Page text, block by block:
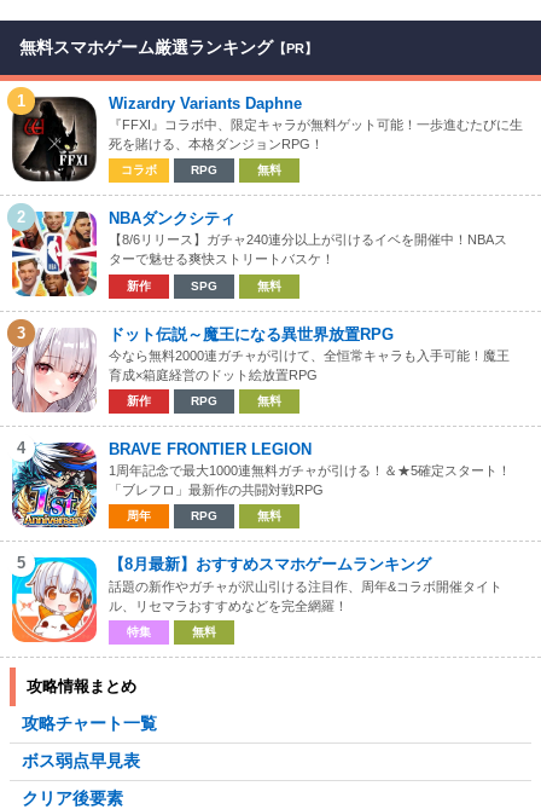
無料スマホゲーム厳選ランキング 【PR】
1 Wizardry Variants Daphne
『FFXI』コラボ中、限定キャラが無料ゲット可能！一歩進むたびに生
死を賭ける、本格ダンジョンRPG！
コラボ RPG 無料
2 NBAダンクシティ
【8/6リリース】ガチャ240連分以上が引けるイベを開催中！NBAス
ターで魅せる爽快ストリートバスケ！
新作 SPG 無料
3 ドット伝説～魔王になる異世界放置RPG
今なら無料2000連ガチャが引けて、全恒常キャラも入手可能！魔王
育成×箱庭経営のドット絵放置RPG
新作 RPG 無料
4 BRAVE FRONTIER LEGION
1周年記念で最大1000連無料ガチャが引ける！＆★5確定スタート！
「ブレフロ」最新作の共闘対戦RPG
周年 RPG 無料
5 【8月最新】おすすめスマホゲームランキング
話題の新作やガチャが沢山引ける注目作、周年&コラボ開催タイト
ル、リセマラおすすめなどを完全網羅！
特集 無料
攻略情報まとめ
攻略チャート一覧
ボス弱点早見表
クリア後要素